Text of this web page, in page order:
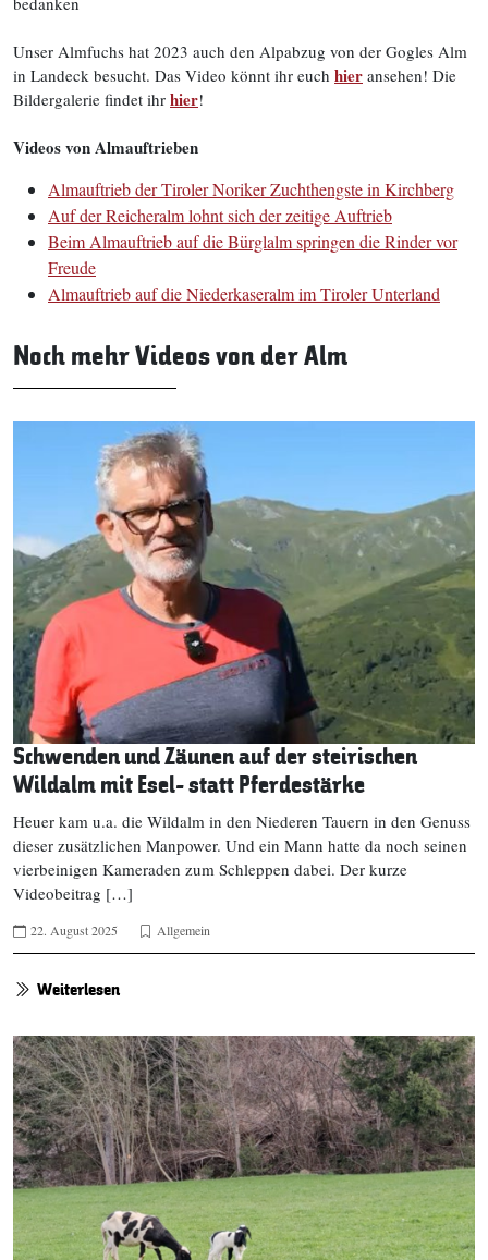
Unser Almfuchs hat 2023 auch den Alpabzug von der Gogles Alm
in Landeck besucht. Das Video könnt ihr euch hier ansehen! Die
Bildergalerie findet ihr hier!
Videos von Almauftrieben
Almauftrieb der Tiroler NorikerZuchthengstein Kirchberg
Auf der Reicheralm lohnt sich der zeitige Auftrieb
Beim Almauftrieb auf die Bürglalm springen die Rinder vor
Freude
Almauftrieb auf die Niederkaseralm im Tiroler Unterland
Noch mehr Videos von der Alm
Schwenden und Zäunen auf der steirischen
Wildalm mit Esel- statt Pferdestärke
Heuer kam u.a. die Wildalm in den Niederen Tauern in den Genuss
dieser zusätzlichen Manpower. Und ein Mann hatte da noch seinen
vierbeinigen Kameraden zum Schleppen dabei. Der kurze
Videobeitrag […]
22. August 2025 Allgemein
Weiterlesen